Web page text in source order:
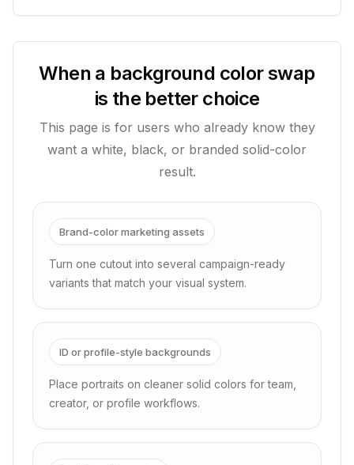
When a background color swap
is the better choice
This page is for users who already know they
want a white, black, or branded solid-color
result.
Brand-color marketing assets
Turn one cutout into several campaign-ready
variants that match your visual system.
ID or profile-style backgrounds
Place portraits on cleaner solid colors for team,
creator, or profile workflows.